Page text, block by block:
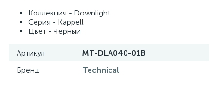
Коллекция - Downlight
Серия - Kappell
Цвет - Черный
Артикул
MT-DLA040-01B
Бренд
Technical